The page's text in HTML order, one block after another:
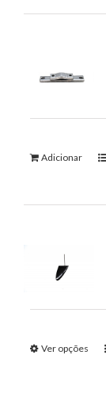
Adicionar
Ver opções